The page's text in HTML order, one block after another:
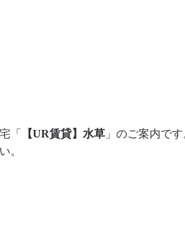
「 【UR賃貸】水草 」のご案内で
。